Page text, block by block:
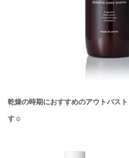
乾燥の時期におすすめのアウトバス
す☺️